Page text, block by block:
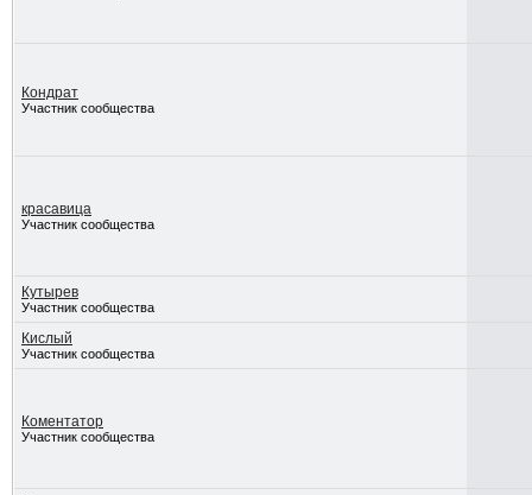
Кондрат
Участник сообщества
красавица
Участник сообщества
Кутырев
Участник сообщества
Кислый
Участник сообщества
Коментатор
Участник сообщества